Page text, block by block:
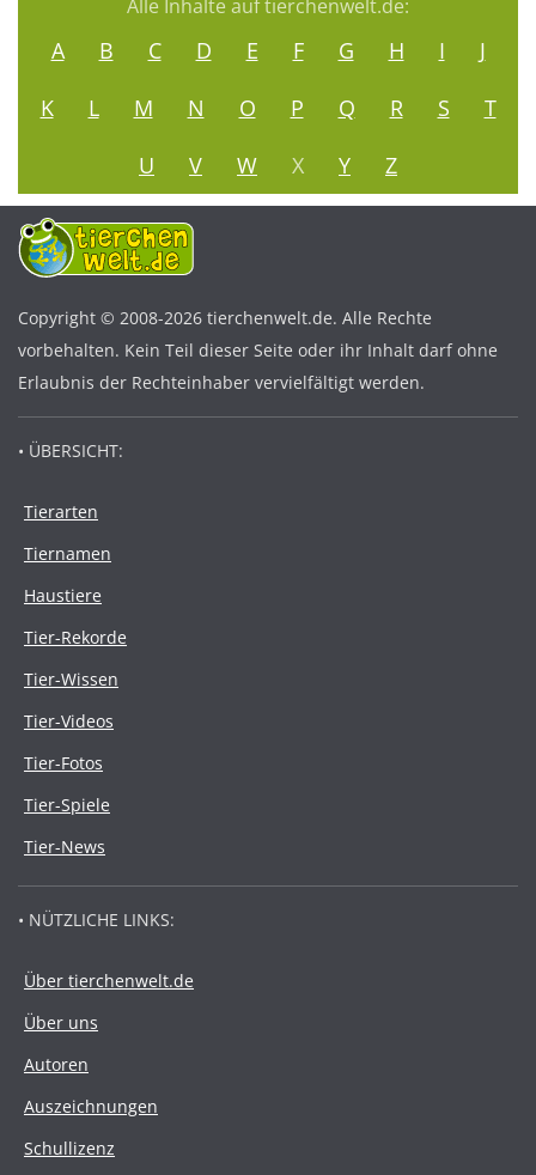
Alle Inhalte auf tierchenwelt.de:
A B C D E F G H I
J
K
L M N O P Q R S
T
U
V W X Y Z
Copyright © 2008-2026 tierchenwelt.de. Alle Rechte
vorbehalten. Kein Teil dieser Seite oder ihr Inhalt darf ohne
Erlaubnis der Rechteinhaber vervielfältigt werden.
• ÜBERSICHT:
Tierarten
Tiernamen
Haustiere
Tier-Rekorde
Tier-Wissen
Tier-Videos
Tier-Fotos
Tier-Spiele
Tier-News
• NÜTZLICHE LINKS:
Über tierchenwelt.de
Über uns
Autoren
Auszeichnungen
Schullizenz